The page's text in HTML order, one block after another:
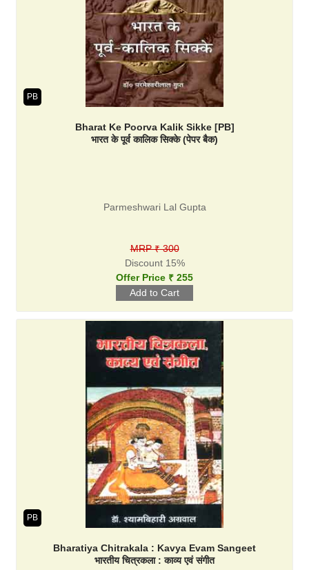
PB
Bharat Ke Poorva Kalik Sikke [PB]
भारत के पूर्व कालिक सिक्के (पेपर बैक)
Parmeshwari Lal Gupta
MRP ₹ 300
Discount 15%
Offer Price ₹ 255
PB
Bharatiya Chitrakala : Kavya Evam Sangeet
भारतीय चित्रकला : काव्य एवं संगीत